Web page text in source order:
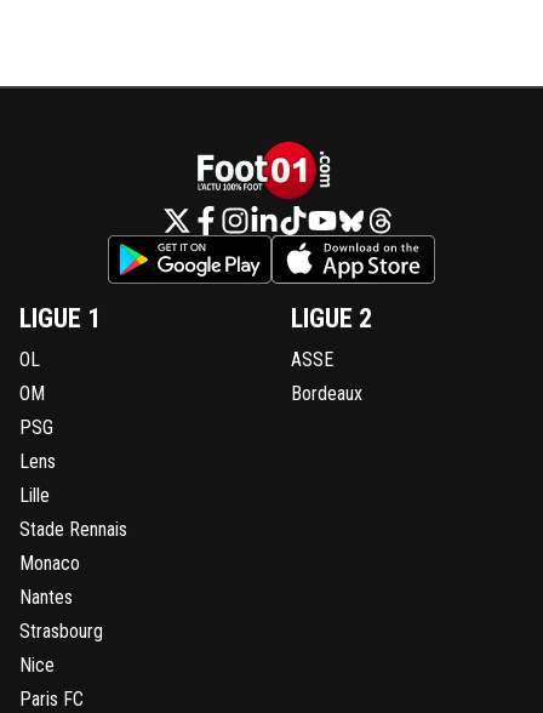
LIGUE 1
OL
OM
PSG
Lens
Lille
Stade Rennais
Monaco
Nantes
Strasbourg
Nice
Paris FC
LIGUE 2
ASSE
Bordeaux